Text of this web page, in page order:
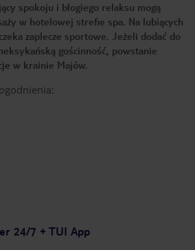
spokoju i błogiego relaksu mogą
w hotelowej strefie spa. Na lubiących
zaplecze sportowe. Jeżeli dodać do
gościnność, powstanie
w krainie Majów.
24/7 + TUI App